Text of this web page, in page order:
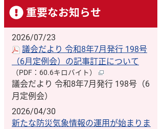
重要なお知らせ
2026/07/23
議会だより 令和8年7月発行 198号
（6月定例会）の記事訂正について
（PDF：60.6キロバイト）
議会だより 令和8年7月発行 198号（6
月定例会）
2026/04/30
新たな防災気象情報の運用が始まりま